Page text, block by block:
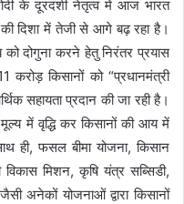
के दूरदर्शी नेतृत्व में आज भारत
दिशा में तेजी से आगे बढ़ रहा है।
दोगुना करने हेतु निरंतर प्रयास
किसानों को “प्रधानमंत्री
सहायता प्रदान की जा रही है।
में वृद्धि कर किसानों की आय में
ही, फसल बीमा योजना, किसान
विकास मिशन, कृषि यंत्र सब्सिडी,
अनेकों योजनाओं द्वारा किसानों